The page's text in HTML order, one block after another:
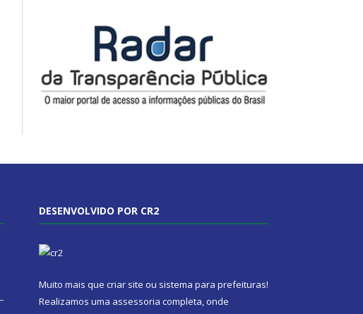
DESENVOLVIDO POR CR2
Muito mais que criar site ou sistema para prefeituras!
Realizamos uma assessoria completa, onde